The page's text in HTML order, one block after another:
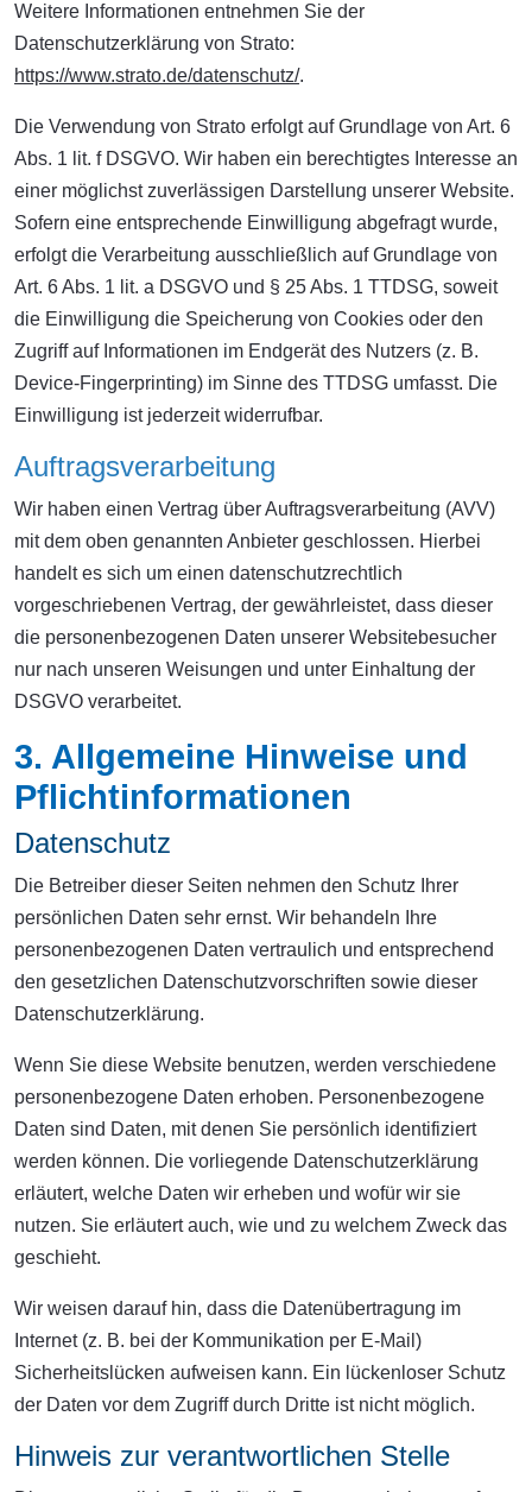
Weitere Informationen entnehmen Sie der
Datenschutzerklärung von Strato:
https://www.strato.de/datenschutz/.
Die Verwendung von Strato erfolgt auf Grundlage von Art. 6
Abs. 1 lit. f DSGVO. Wir haben ein berechtigtes Interesse an
einer möglichst zuverlässigen Darstellung unserer Website.
Sofern eine entsprechende Einwilligung abgefragt wurde,
erfolgt die Verarbeitung ausschließlich auf Grundlage von
Art. 6 Abs. 1 lit. a DSGVO und § 25 Abs. 1 TTDSG, soweit
die Einwilligung die Speicherung von Cookies oder den
Zugriff auf Informationen im Endgerät des Nutzers (z. B.
Device-Fingerprinting) im Sinne des TTDSG umfasst. Die
Einwilligung ist jederzeit widerrufbar.
Auftragsverarbeitung
Wir haben einen Vertrag über Auftragsverarbeitung (AVV)
mit dem oben genannten Anbieter geschlossen. Hierbei
handelt es sich um einen datenschutzrechtlich
vorgeschriebenen Vertrag, der gewährleistet, dass dieser
die personenbezogenen Daten unserer Websitebesucher
nur nach unseren Weisungen und unter Einhaltung der
DSGVO verarbeitet.
3. Allgemeine Hinweise und
Pflicht­informationen
Datenschutz
Die Betreiber dieser Seiten nehmen den Schutz Ihrer
persönlichen Daten sehr ernst. Wir behandeln Ihre
personenbezogenen Daten vertraulich und entsprechend
den gesetzlichen Datenschutzvorschriften sowie dieser
Datenschutzerklärung.
Wenn Sie diese Website benutzen, werden verschiedene
personenbezogene Daten erhoben. Personenbezogene
Daten sind Daten, mit denen Sie persönlich identifiziert
werden können. Die vorliegende Datenschutzerklärung
erläutert, welche Daten wir erheben und wofür wir sie
nutzen. Sie erläutert auch, wie und zu welchem Zweck das
geschieht.
Wir weisen darauf hin, dass die Datenübertragung im
Internet (z. B. bei der Kommunikation per E-Mail)
Sicherheitslücken aufweisen kann. Ein lückenloser Schutz
der Daten vor dem Zugriff durch Dritte ist nicht möglich.
Hinweis zur verantwortlichen Stelle